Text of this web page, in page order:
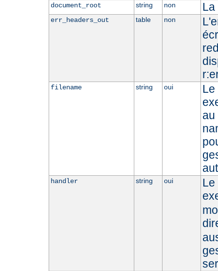
document_root
string non La
err_headers_out table non
filename string oui
Le
au
handler string oui